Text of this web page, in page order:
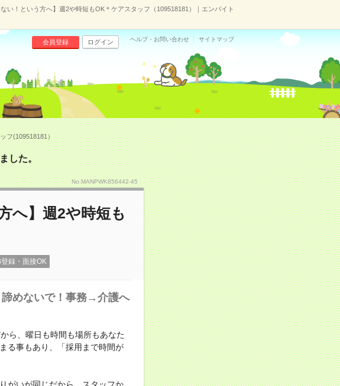
ない！という方へ】週2や時短もOK＊ケアスタッフ（109518181）｜エンバイト
会員登録 ログイン ヘルプ・お問い合わせ サイトマップ
フ(109518181）
した。
No.MANPWK856442-45
へ】週2や時短も
録・面接OK
めないで！事務→介護へ
ら、曜日も時間も場所もあなた
る事もあり、「採用まで時間が
がいが同じだから。スタッフか